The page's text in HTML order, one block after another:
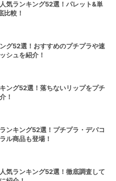
気ランキング52選！パレット&単
比較！
グ52選！おすすめのプチプラや速
シュを紹介！
ング52選！落ちないリップをプチ
！
ンキング52選！プチプラ・デパコ
ル商品も登場！
気ランキング52選！徹底調査して